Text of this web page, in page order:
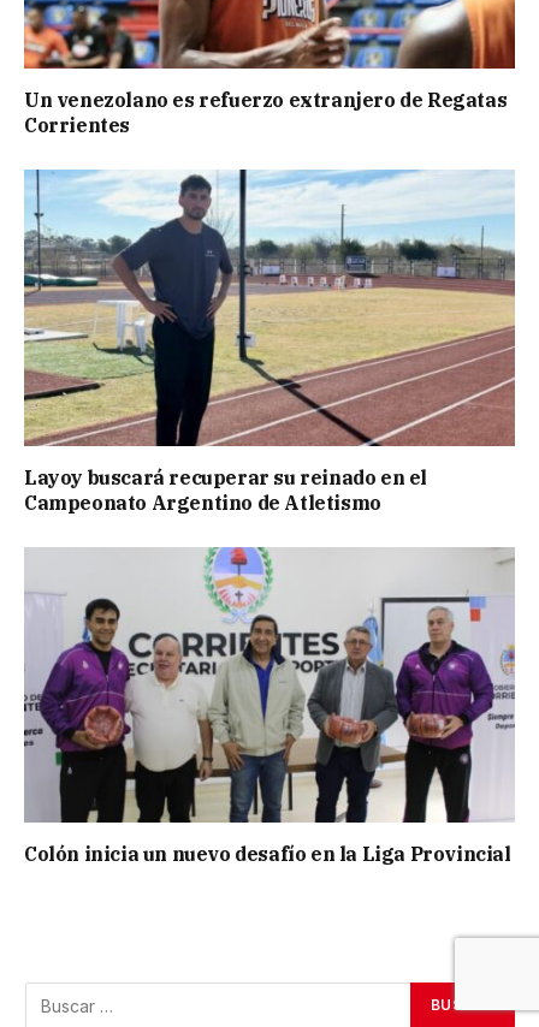
Un venezolano es refuerzo extranjero de Regatas
Corrientes
Layoy buscará recuperar su reinado en el
Campeonato Argentino de Atletismo
Colón inicia un nuevo desafío en la Liga Provincial